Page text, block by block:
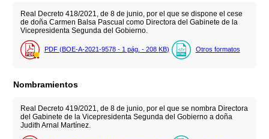
Real Decreto 418/2021, de 8 de junio, por el que se dispone el cese
de doña Carmen Balsa Pascual como Directora del Gabinete de la
Vicepresidenta Segunda del Gobierno.
PDF (BOE-A-2021-9578 - 1 pág. - 208 KB) Otros formatos
Nombramientos
Real Decreto 419/2021, de 8 de junio, por el que se nombra Directora
del Gabinete de la Vicepresidenta Segunda del Gobierno a doña
Judith Arnal Martínez.